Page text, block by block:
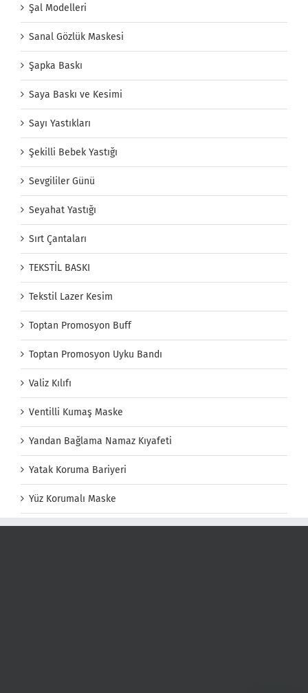
Şal Modelleri
Sanal Gözlük Maskesi
Şapka Baskı
Saya Baskı ve Kesimi
Sayı Yastıkları
Şekilli Bebek Yastığı
Sevgililer Günü
Seyahat Yastığı
Sırt Çantaları
TEKSTİL BASKI
Tekstil Lazer Kesim
Toptan Promosyon Buff
Toptan Promosyon Uyku Bandı
Valiz Kılıfı
Ventilli Kumaş Maske
Yandan Bağlama Namaz Kıyafeti
Yatak Koruma Bariyeri
Yüz Korumalı Maske